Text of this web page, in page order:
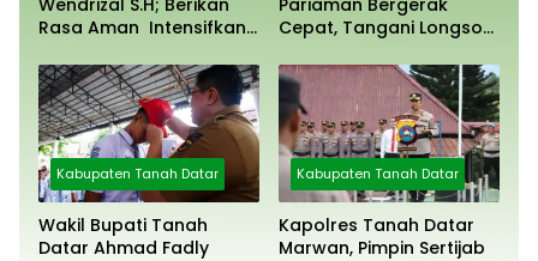
Rasa Aman Intensifkan
Cepat, Tangani Longsor
Kabupaten Tanah Datar
Wakil Bupati Tanah
Datar Ahmad Fadly
Kabupaten Tanah Datar
Kapolres Tanah Datar
Marwan, Pimpin Sertijab